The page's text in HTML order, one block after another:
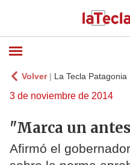
Volver| La Tecla Patagonia
3 de noviembre de 2014
"Marca un
Afirmó el